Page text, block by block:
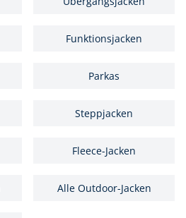
Funktionsjacken
Parkas
Steppjacken
Fleece-Jacken
Alle Outdoor-Jacken